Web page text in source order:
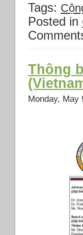
Tags:
Posted in
Thông
Monday, May